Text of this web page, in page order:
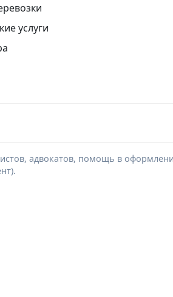
услуги
адвокатов, помощь в